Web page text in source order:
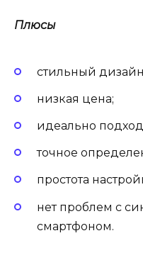
Плюсы
стильный
низкая цена;
идеально
точное
простота
нет проблем с
смартфоном.